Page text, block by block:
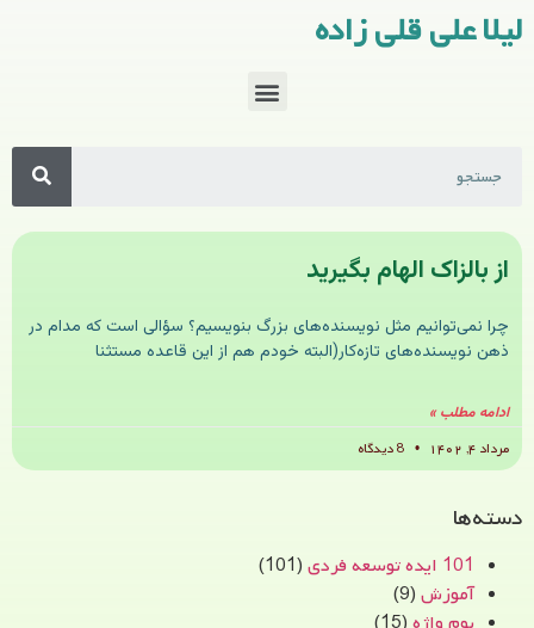
لیلا علی قلی زاده
از بالزاک الهام بگیرید
چرا نمی‌توانیم مثل نویسنده‌های بزرگ بنویسیم؟ سؤالی است که مدام در
ذهن نویسنده‌های تازه‌کار(البته خودم هم از این قاعده مستثنا
ادامه مطلب »
مرداد ۴, ۱۴۰۲
دسته‌ها
101 ایده توسعه فردی
(101)
آموزش (9)